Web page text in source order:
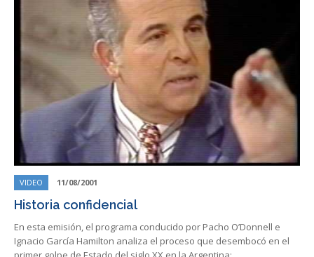
VIDEO 11/08/2001
Historia confidencial
En esta emisión, el programa conducido por Pacho O’Donnell e
Ignacio García Hamilton analiza el proceso que desembocó en el